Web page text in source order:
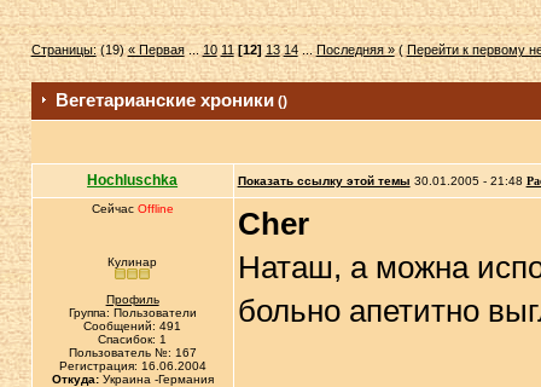
Страницы:(19)« Первая...10 11 [12] 13 14...Последняя »( Перейти к первому
Вегетарианские хроники()
Hochluschka Показать ссылку этой темы 30.01.2005 - 21:48
Сейчас Offline
Кулинар
Профиль
Группа: Пользователи
Сообщений: 491
Спасибок: 1
Пользователь №: 167
Регистрация: 16.06.2004
Откуда:Украина -Германия
Cher
Наташ, а можна
больно апетитно